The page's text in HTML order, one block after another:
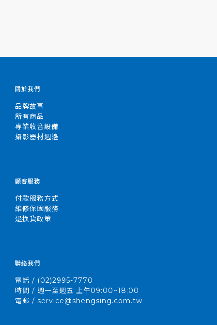
關於我們
品牌故事
所有商品
專業收音設備
攝影器材週邊
顧客服務
付款服務方式
維修保固服務
退換貨政策
聯絡我們
電話 / (02)2995-7770
時間 / 週一至週五 上午09:00~18:00
電郵 / service@shengsing.com.tw